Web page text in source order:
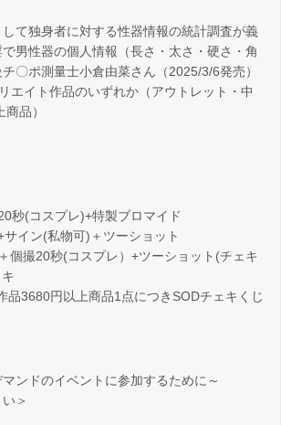
て独身者に対する性器情報の統計調査が義
男性器の個人情報（長さ・太さ・硬さ・角
〇ポ測量士小倉由菜さん（2025/3/6発売）
エイト作品のいずれか（アウトレット・中
品）
秒(コスプレ)+特製ブロマイド
イン(私物可)＋ツーショット
個撮20秒(コスプレ）+ツーショット(チェキ
品3680円以上商品1点につきSODチェキくじ
ンドのイベントに参加するために～
＞